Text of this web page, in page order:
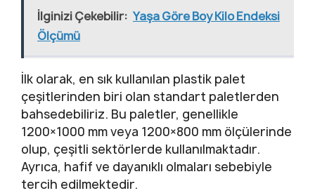
İlginizi Çekebilir: Yaşa Göre Boy Kilo Endeksi
Ölçümü
İlk olarak, en sık kullanılan plastik palet
çeşitlerinden biri olan standart paletlerden
bahsedebiliriz. Bu paletler, genellikle
1200×1000 mm veya 1200×800 mm ölçülerinde
olup, çeşitli sektörlerde kullanılmaktadır.
Ayrıca, hafif ve dayanıklı olmaları sebebiyle
tercih edilmektedir.